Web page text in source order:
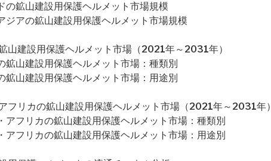
の鉱山建設用保護ヘルメット市場規模
ジアの鉱山建設用保護ヘルメット市場規模
山建設用保護ヘルメット市場（2021年～2031年）
鉱山建設用保護ヘルメット市場：種類別
鉱山建設用保護ヘルメット市場：用途別
フリカの鉱山建設用保護ヘルメット市場（2021年～2031年）
アフリカの鉱山建設用保護ヘルメット市場：種類別
アフリカの鉱山建設用保護ヘルメット市場：用途別